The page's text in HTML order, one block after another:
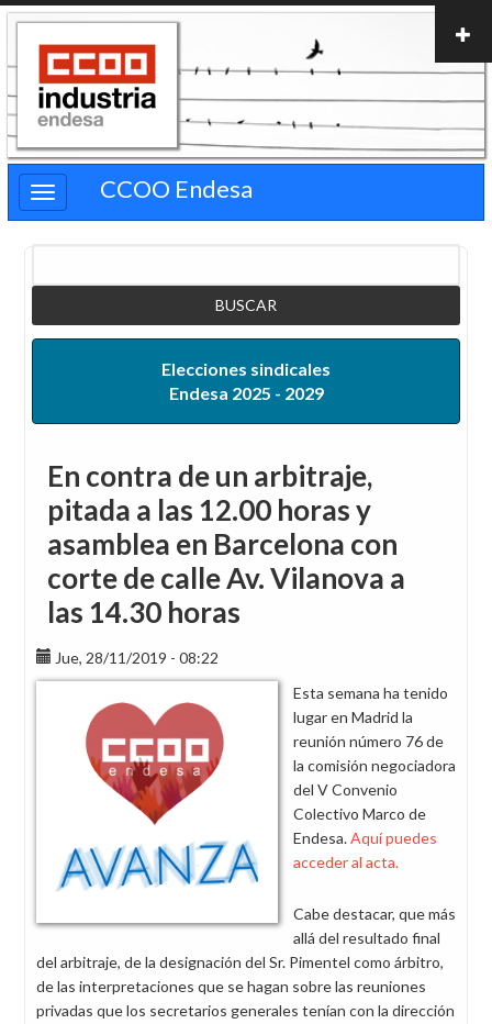
Pasar
contenido
principal
CCOO Endesa
Elecciones sindicales
Endesa 2025 - 2029
En contra de un arbitraje,
pitada a las 12.00 horas y
asamblea en Barcelona con
corte de calle Av. Vilanova a
las 14.30 horas
Jue, 28/11/2019 - 08:22
Esta semana ha tenido
lugar en Madrid la
reunión número 76 de
la comisión negociadora
del V Convenio
Colectivo Marco de
Endesa.Aquí puedes
acceder al acta.
Cabe destacar, que más
allá del resultado final
del arbitraje, de la designación del Sr. Pimentel como árbitro,
de las interpretaciones que se hagan sobre las reuniones
privadas que los secretarios generales tenían con la dirección